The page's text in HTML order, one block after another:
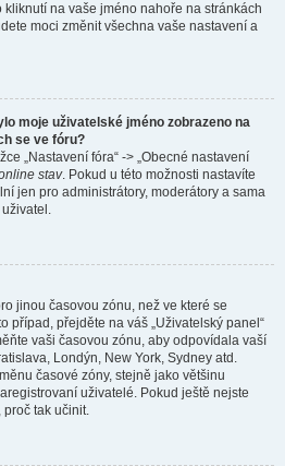
na vaše jméno nahoře na stránkách
moci změnit všechna vaše nastavení a
moje uživatelské jméno zobrazeno na
se ve fóru?
„Nastavení fóra“ -> „Obecné nastavení
stav. Pokud u této možnosti nastavíte
jen pro administrátory, moderátory a sama
jinou časovou zónu, než ve které se
případ, přejděte na váš „Uživatelský panel“
vaši časovou zónu, aby odpovídala vaší
Londýn, New York, Sydney atd.
časové zóny, stejně jako většinu
uživatelé. Pokud ještě nejste
tak učinit.